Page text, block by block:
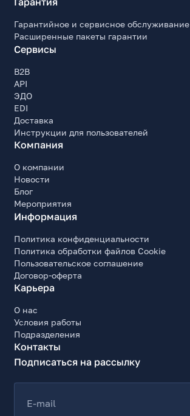
Гарантийное и сервисное обслуживание
Расширенные пакеты гарантии
Сервисы
B2B
API
ЭДО
EDI
Доставка
Инструкции для пользователей
Компания
О компании
Новости
Блог
Мероприятия
Информация
Политика конфиденциальности
Политика обработки файлов Cookie
Пользовательское соглашение
Договор-оферта
Карьера
О нас
Условия работы
Подразделения
Контакты
Подписаться на рассылку
E-mail